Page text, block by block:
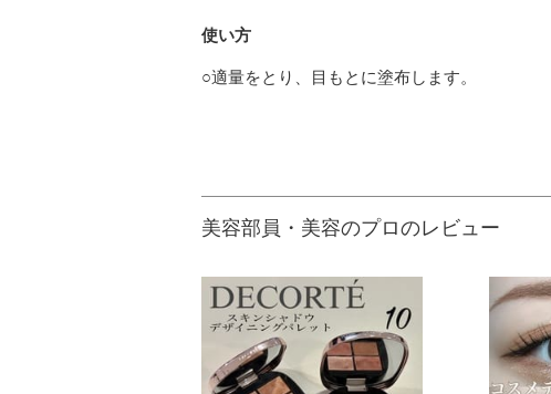
使い方
○適量をとり、目もとに塗布します。
美容部員・美容のプロのレビュー